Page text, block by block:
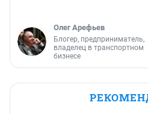
Олег Арефьев
Блогер, предприниматель,
владелец в транспортном
бизнесе